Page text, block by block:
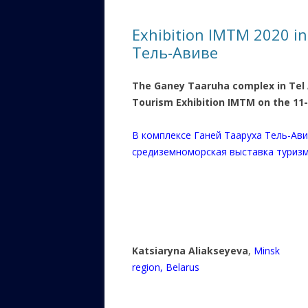
ВАШИ
Exhibition IMTM 2020
Тель-Авиве
The Ganey Taaruha complex in
Tourism Exhibition IMTM on the
В комплексе Ганей Тааруха Тель-
средиземноморская выставка
Katsiaryna Aliakseyeva, Minsk
region, Belarus